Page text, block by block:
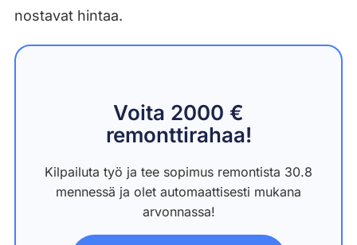
nostavat hintaa.
Voita 2000 €
remonttirahaa!
Kilpailuta työ ja tee sopimus remontista 30.8
mennessä ja olet automaattisesti mukana
arvonnassa!